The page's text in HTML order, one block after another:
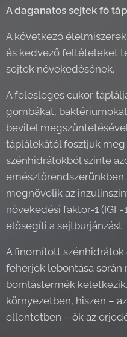
A daganatos sejtek fő
A következő
és kedvező feltételeket
sejtek növekedésének.
A felesleges cukor
gombákat,
bevitel
táplálékától fosztjuk
szénhidrátokból szinte
megnövelik az
növekedési faktor-1
elősegíti a sejtburjánzást.
A finomított
fehérjék lebontása során
bomlástermék
környezetben, hiszen –
ellentétben – ők az